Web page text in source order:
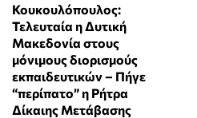
Κουκουλόπουλος:
Τελευταία η Δυτική
Μακεδονία στους
μόνιμους διορισμούς
εκπαιδευτικών – Πήγε
“περίπατο” η Ρήτρα
Δίκαιης Μετάβασης